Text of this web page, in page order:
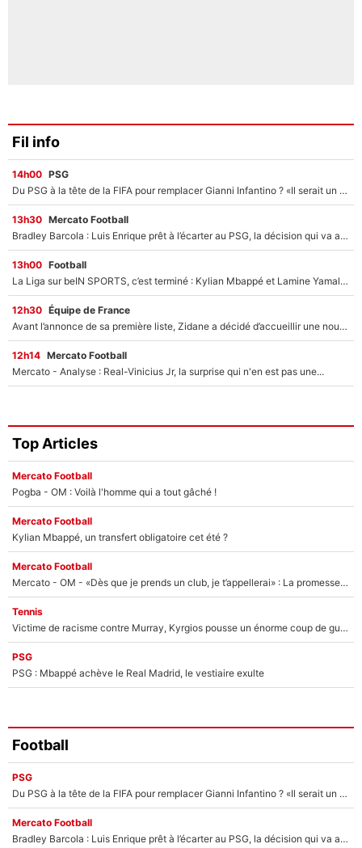
Fil info
14h00 PSG
Du PSG à la tête de la FIFA pour remplacer Gianni Infantino ? «Il serait un mauvais président», le patron de la Liga s'attaque à Nasser Al-Khelaïfi !
13h30 Mercato Football
Bradley Barcola : Luis Enrique prêt à l’écarter au PSG, la décision qui va accélérer son transfert à Liverpool ?
13h00 Football
La Liga sur beIN SPORTS, c’est terminé : Kylian Mbappé et Lamine Yamal changent de chaîne, «le moment était venu d'ouvrir un nouveau chapitre»
12h30 Équipe de France
Avant l’annonce de sa première liste, Zidane a décidé d’accueillir une nouvelle tête en équipe de France
12h14 Mercato Football
Mercato - Analyse : Real-Vinicius Jr, la surprise qui n'en est pas une...
Top Articles
Mercato Football
Pogba - OM : Voilà l'homme qui a tout gâché !
Mercato Football
Kylian Mbappé, un transfert obligatoire cet été ?
Mercato Football
Mercato - OM - «Dès que je prends un club, je t’appellerai» : La promesse de Marcelino au moment de claquer la porte
Tennis
Victime de racisme contre Murray, Kyrgios pousse un énorme coup de gueule !
PSG
PSG : Mbappé achève le Real Madrid, le vestiaire exulte
Football
PSG
Du PSG à la tête de la FIFA pour remplacer Gianni Infantino ? «Il serait un mauvais président», le patron de la Liga s'attaque à Nasser Al-Khelaïfi !
Mercato Football
Bradley Barcola : Luis Enrique prêt à l’écarter au PSG, la décision qui va accélérer son transfert à Liverpool ?